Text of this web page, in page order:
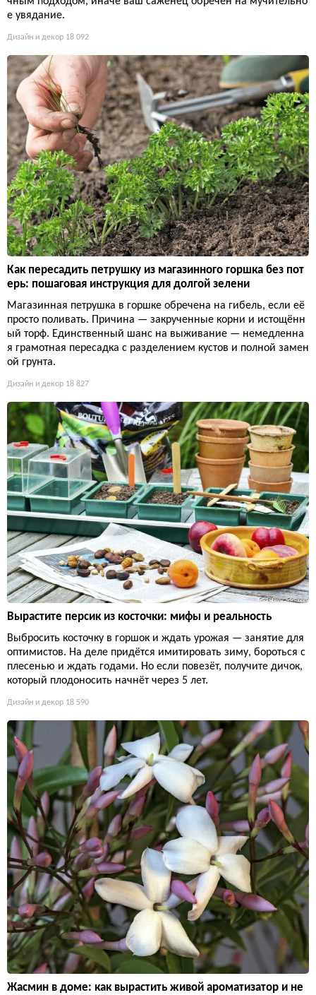
е увядание.
Дизайн и декор 18 092
Как пересадить петрушку из магазинного горшка без пот
ерь: пошаговая инструкция для долгой зелени
Магазинная петрушка в горшке обречена на гибель, если её
просто поливать. Причина — закрученные корни и истощённ
ый торф. Единственный шанс на выживание — немедленна
я грамотная пересадка с разделением кустов и полной замен
ой грунта.
Дизайн и декор 18 827
Вырастите персик из косточки: мифы и реальность
Выбросить косточку в горшок и ждать урожая — занятие для
оптимистов. На деле придётся имитировать зиму, бороться с
плесенью и ждать годами. Но если повезёт, получите дичок,
который плодоносить начнёт через 5 лет.
Дизайн и декор 18 590
Жасмин в доме: как вырастить живой ароматизатор и не